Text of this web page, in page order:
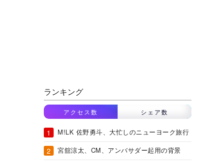
ランキング
アクセス数 シェア数
M!LK 佐野勇斗、大忙しのニューヨーク旅行
宮舘涼太、CM、アンバサダー起用の背景